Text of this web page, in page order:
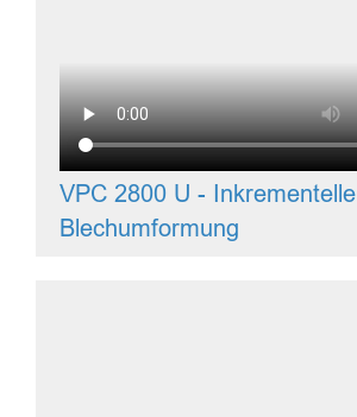
VPC 2800 U - Inkrementelle
Blechumformung